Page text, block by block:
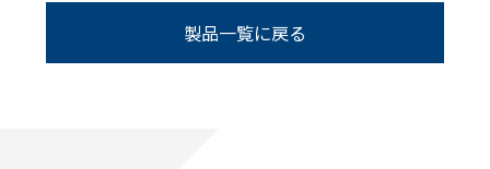
製品一覧に戻る